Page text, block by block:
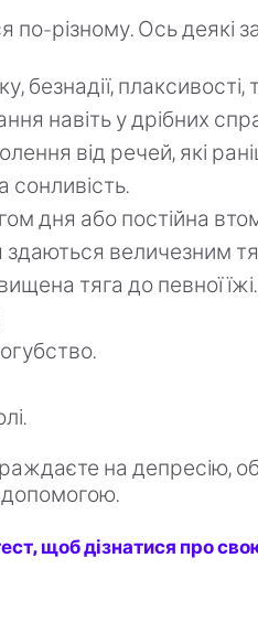
різному. Ось деякі
безнадії, плаксивості,
навіть у дрібних
від речей, які
сонливість.
дня або постійна
здаються величезним
тяга до певної їжі.
на депресію,
допомогою.
щоб дізнатися про